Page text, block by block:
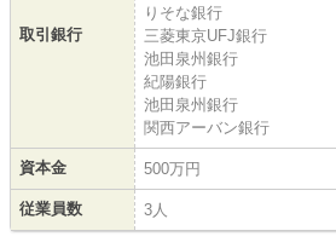
取引銀行
りそな銀行
三菱東京UFJ銀行
池田泉州銀行
紀陽銀行
池田泉州銀行
関西アーバン銀行
資本金 500万円
従業員数 3人